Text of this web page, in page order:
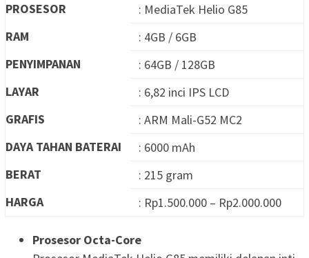
PROSESOR
: MediaTek Helio G85
RAM
: 4GB / 6GB
PENYIMPANAN
: 64GB / 128GB
LAYAR
: 6,82 inci IPS LCD
GRAFIS
: ARM Mali-G52 MC2
DAYA TAHAN BATERAI
: 6000 mAh
BERAT
: 215 gram
HARGA
: Rp1.500.000 – Rp2.000.000
Prosesor Octa-Core